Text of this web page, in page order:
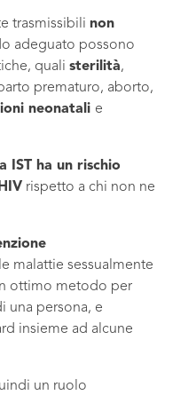
trasmissibili non
adeguato possono
quali sterilità,
prematuro, aborto,
neonatali e
IST ha un rischio
rispetto a chi non ne
malattie sessualmente
ottimo metodo per
una persona, e
insieme ad alcune
un ruolo